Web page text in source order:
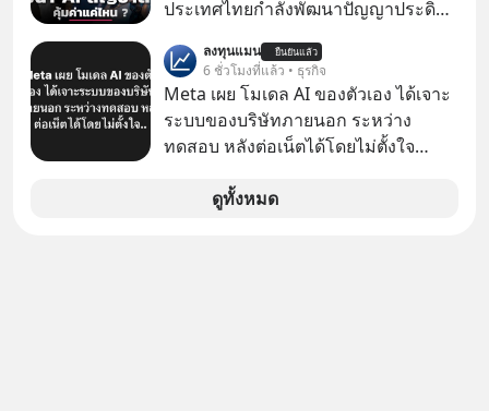
ประเทศไทยกำลังพัฒนาปัญญาประดิษฐ์
“ThaiLLM” เพื่อให้คนไทยมีโครงสร้าง
พื้นฐานด้าน AI ที่เข้าใจภาษาไทย และ
บริบททางสังคมไทยได้เป็นอย่างดี
คำถามคือ การลงมือพัฒนา AI ของ
นำ ThaiLLM มาใช้จริง จะเกิดอะไรขึ้น
กับสังคมไทย ธุรกิจไทย และเศรษฐกิจ
ลงทุนแมน ยืนยันแล้ว
6 ชั่วโมงที่แล้ว • ธุรกิจ
Meta เผย โมเดล AI ของตัวเอง ได้เจาะ
ระบบของบริษัทภายนอก ระหว่าง
ทดสอบ หลังต่อเน็ตได้โดยไม่ตั้งใจ
ในโมเดล AI ของบริษัท สามารถเชื่อม
ดูทั้งหมด